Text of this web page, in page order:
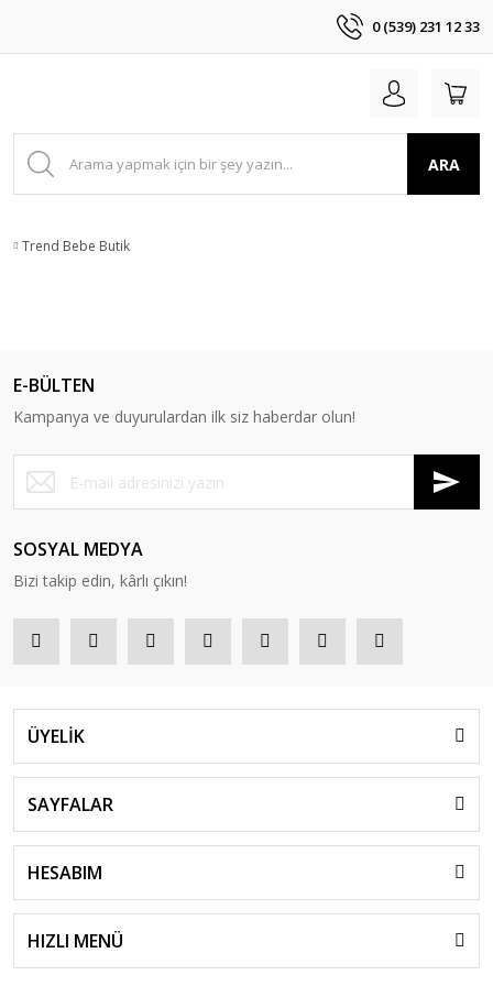
0 (539) 231 12 33
ARA
Trend Bebe Butik
E-BÜLTEN
Kampanya ve duyurulardan ilk siz haberdar olun!
SOSYAL MEDYA
Bizi takip edin, kârlı çıkın!
ÜYELİK
SAYFALAR
HESABIM
HIZLI MENÜ